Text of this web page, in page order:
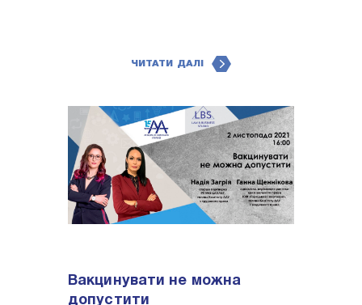
ЧИТАТИ ДАЛІ
Вакцинувати не можна
допустити